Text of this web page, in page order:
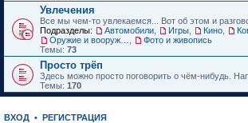
Увлечения
Все мы чем-то увлекаемся... Вот об этом и
Подразделы:
Автомобили Игры Кино
Фото и живопись
Темы: 73
Просто трёп
Здесь можно просто поговорить о чём-нибудь.
Темы: 170
ВХОД • РЕГИСТРАЦИЯ